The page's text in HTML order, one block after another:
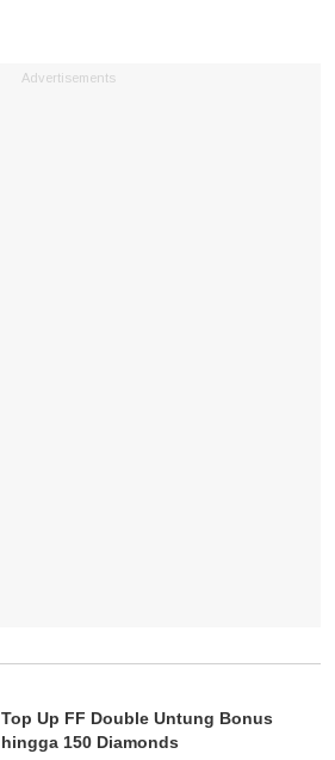
Advertisements
Top Up FF Double Untung Bonus
hingga 150 Diamonds